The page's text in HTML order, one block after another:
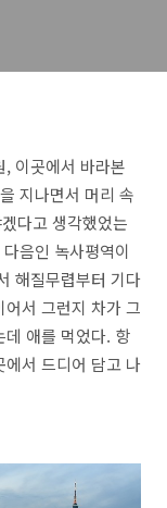
이곳에서 바라본
지나면서 머리 속
다고 생각했었는
음인 녹사평역이
해질무렵부터 기다
서 그런지 차가 그
데 애를 먹었다. 항
서 드디어 담고 나